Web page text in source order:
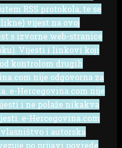
RSS protokola, te se
vijest na ovoj
s izvorne web-stranice
Vijesti i linkovi koji
kontrolom drugih
nije odgovorna za
e-Hercegovina.com nije
i ne polaže nikakva
e-Hercegovina.com
i autorska
po prijavi povrede